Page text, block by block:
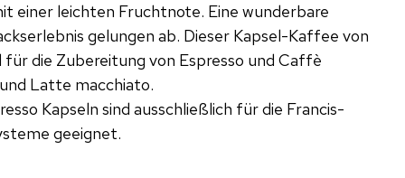
einer leichten Fruchtnote. Eine wunderbare
gelungen ab. Dieser Kapsel-Kaffee von
die Zubereitung von Espresso und Caffè
Latte macchiato.
Kapseln sind ausschließlich für die Francis-
geeignet.